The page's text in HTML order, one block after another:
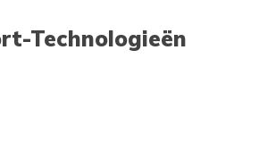
Technologieën